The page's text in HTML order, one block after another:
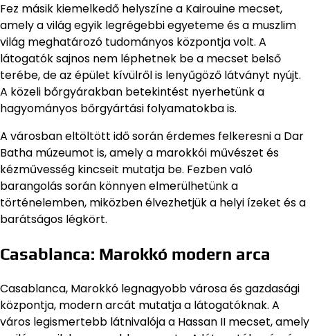
Fez másik kiemelkedő helyszíne a Kairouine mecset,
amely a világ egyik legrégebbi egyeteme és a muszlim
világ meghatározó tudományos központja volt. A
látogatók sajnos nem léphetnek be a mecset belső
terébe, de az épület kívülről is lenyűgöző látványt nyújt.
A közeli bőrgyárakban betekintést nyerhetünk a
hagyományos bőrgyártási folyamatokba is.
A városban eltöltött idő során érdemes felkeresni a Dar
Batha múzeumot is, amely a marokkói művészet és
kézművesség kincseit mutatja be. Fezben való
barangolás során könnyen elmerülhetünk a
történelemben, miközben élvezhetjük a helyi ízeket és a
barátságos légkört.
Casablanca: Marokkó modern arca
Casablanca, Marokkó legnagyobb városa és gazdasági
központja, modern arcát mutatja a látogatóknak. A
város legismertebb látnivalója a Hassan II mecset, amely